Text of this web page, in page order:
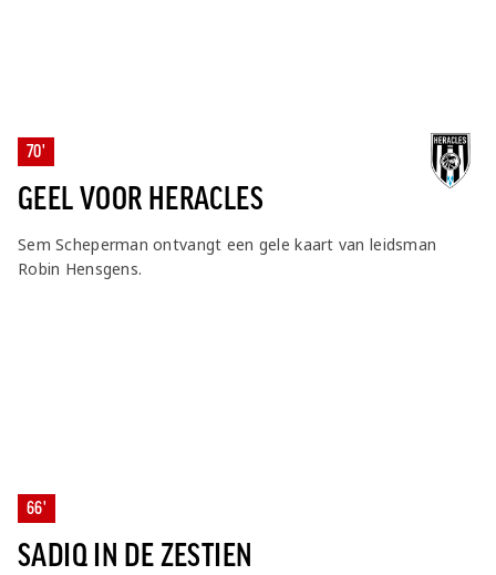
70'
GEEL VOOR HERACLES
Sem Scheperman ontvangt een gele kaart van leidsman
Robin Hensgens.
66'
SADIQ IN DE ZESTIEN